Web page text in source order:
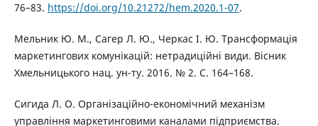
76–83. https://doi.org/10.21272/hem.2020.1-07.
Мельник Ю. М., Сагер Л. Ю., Черкас І. Ю. Трансформація
маркетингових комунікацій: нетрадиційні види. Вісник
Хмельницького нац. ун-ту. 2016. № 2. С. 164–168.
Сигида Л. О. Організаційно-економічний механізм
управління маркетинговими каналами підприємства.